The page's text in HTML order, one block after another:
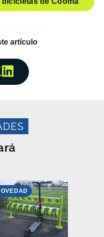
artículo
enFacebook
enTwitter
Compartir